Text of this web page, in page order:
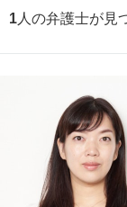
1 人の弁護士が見